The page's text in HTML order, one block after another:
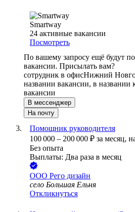
Smartway
24 активные вакансии
Посмотреть
По вашему запросу ещё будут
вакансии. Присылать вам?
сотрудник в офисНижний
названии вакансии, в
вакансии
В мессенджер
На почту
Помощник руководителя
100 000 – 200 000 ₽ за месяц,
Без опыта
Выплаты: Два раза в месяц
ООО Рего дизайн
село Большая Ельня
Откликнуться